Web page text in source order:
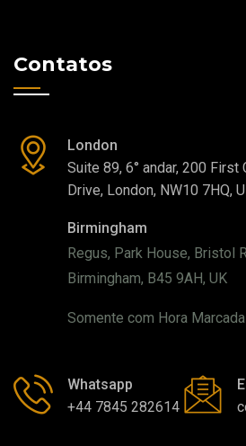
Contatos
London
Suite 89, 6° andar, 200 First
Drive, London, NW10 7HQ,
Birmingham
Regus, Park House, Bristol
Birmingham, B45 9AH, UK
Somente com Hora Marcada
Whatsapp
+44 7845 282614